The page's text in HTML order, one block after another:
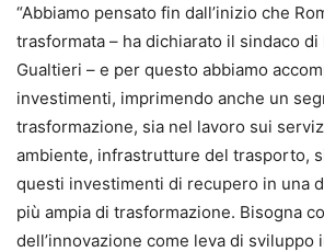
“Abbiamo pensato fin dall’inizio che
trasformata – ha dichiarato il sindaco di
Gualtieri – e per questo abbiamo
investimenti, imprimendo anche un
trasformazione, sia nel lavoro sui
ambiente, infrastrutture del trasporto,
questi investimenti di recupero in una
più ampia di trasformazione. Bisogna
dell’innovazione come leva di sviluppo